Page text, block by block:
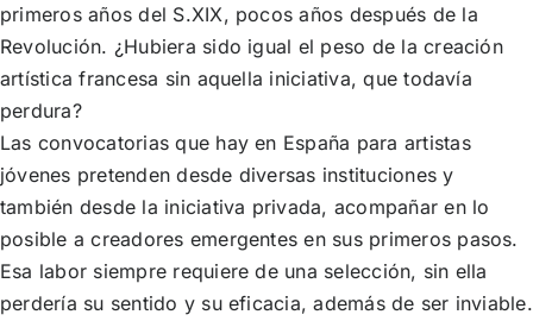
primeros años del S.XIX, pocos años después de la
Revolución. ¿Hubiera sido igual el peso de la creación
artística francesa sin aquella iniciativa, que todavía
perdura?
Las convocatorias que hay en España para artistas
jóvenes pretenden desde diversas instituciones y
también desde la iniciativa privada, acompañar en lo
posible a creadores emergentes en sus primeros pasos.
Esa labor siempre requiere de una selección, sin ella
perdería su sentido y su eficacia, además de ser inviable.